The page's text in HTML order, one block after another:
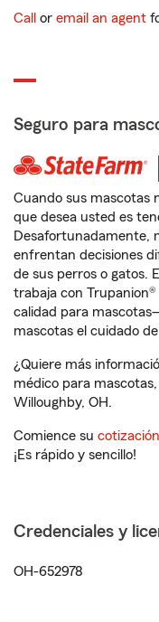
Call or email an agent
Seguro para
Cuando sus mascotas
que desea usted es
Desafortunadamente,
enfrentan decisiones
de sus perros o gatos.
trabaja con
calidad para
mascotas el cuidado
¿Quiere más
médico para
Willoughby, OH.
Comience su
¡Es rápido y sencillo!
Credenciales y
OH-652978